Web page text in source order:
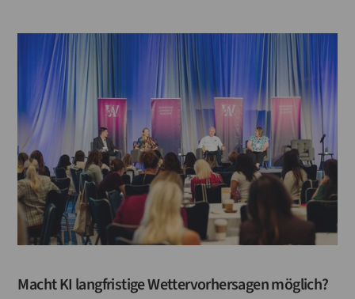
Qualitätssicherung-kontrolle
Proteine
Ölsaaten
Nachhaltigkeit
Nährwerte
Müller
Mischen
Messe
Macht KI langfristige Wettervorhersagen möglich?